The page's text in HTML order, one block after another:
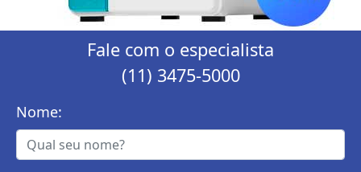
Fale com o especialista
(11) 3475-5000
Nome: